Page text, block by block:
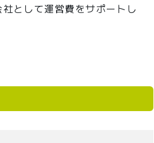
として運営費をサポートし